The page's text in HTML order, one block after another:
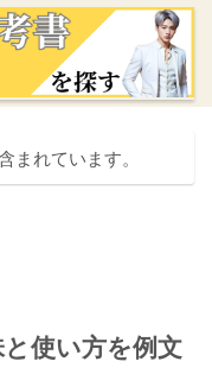
まれています。
と使い方を例文